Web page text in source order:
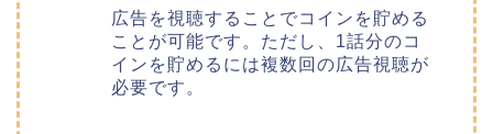
広告を視聴することでコインを貯める
ことが可能です。ただし、1話分のコ
インを貯めるには複数回の広告視聴が
必要です。